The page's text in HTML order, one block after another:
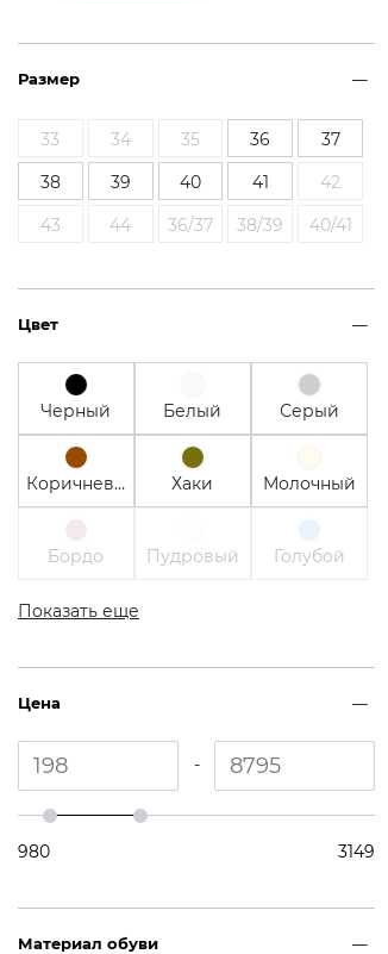
Размер
33 34 35 36
37
38
39 40 41
42
43
44 36/37 38/39 40/41
Цвет
Черный Белый Серый
Коричневый Хаки Молочный
Бордо Пудровый Голубой
Показать еще
Цена
-
980 3149
Материал обуви